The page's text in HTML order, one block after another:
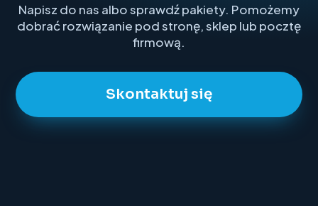
Napisz do nas albo sprawdź pakiety. Pomożemy
dobrać rozwiązanie pod stronę, sklep lub pocztę
firmową.
Skontaktuj się